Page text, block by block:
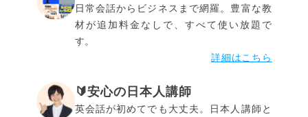
日常会話からビジネスまで網羅。豊富な教
材が追加料金なしで、すべて使い放題で
す。
詳細はこちら
🔰安心の日本人講師
英会話が初めてでも大丈夫。日本人講師と